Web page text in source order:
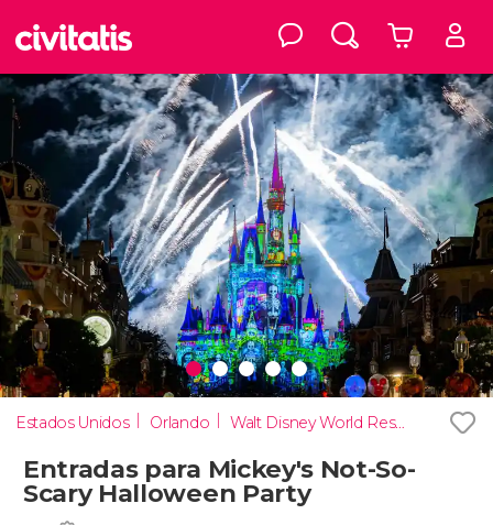
Estados Unidos Orlando Walt Disney World Resort Orlando
Entradas para Mickey's Not-So-
Scary Halloween Party